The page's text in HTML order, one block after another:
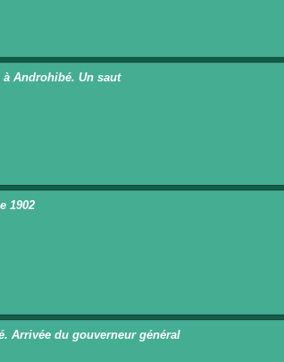
Androhibé. Un saut
1902
Arrivée du gouverneur général